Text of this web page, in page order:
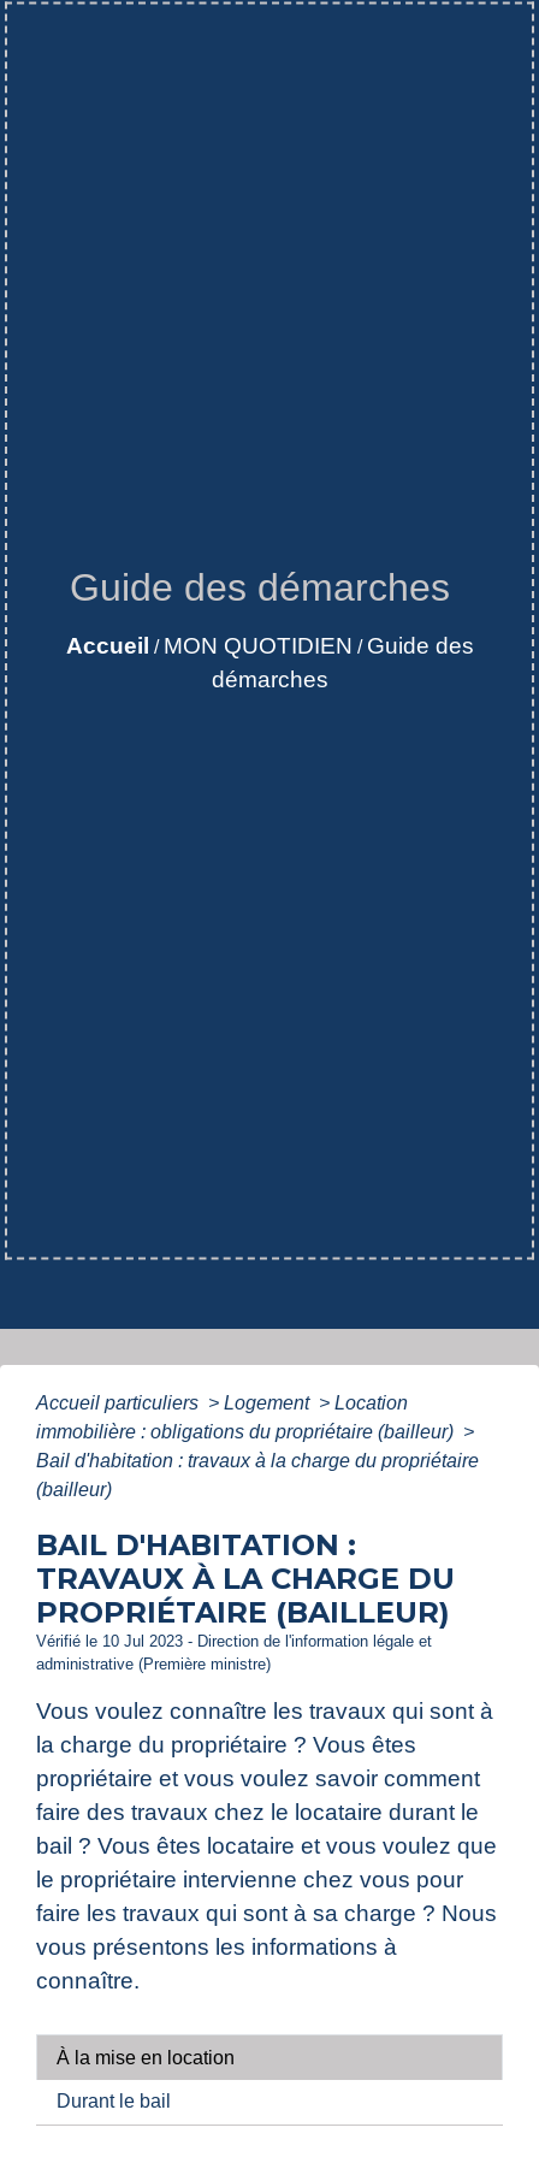
Guide des démarches
Accueil / MON QUOTIDIEN / Guide des
démarches
Accueil particuliers > Logement > Location
immobilière : obligations du propriétaire (bailleur) >
Bail d'habitation : travaux à la charge du propriétaire
(bailleur)
BAIL D'HABITATION :
TRAVAUX À LA CHARGE DU
PROPRIÉTAIRE (BAILLEUR)
Vérifié le 10 Jul 2023 - Direction de l'information légale et
administrative (Première ministre)
Vous voulez connaître les travaux qui sont à
la charge du propriétaire ? Vous êtes
propriétaire et vous voulez savoir comment
faire des travaux chez le locataire durant le
bail ? Vous êtes locataire et vous voulez que
le propriétaire intervienne chez vous pour
faire les travaux qui sont à sa charge ? Nous
vous présentons les informations à
connaître.
À la mise en location
Durant le bail